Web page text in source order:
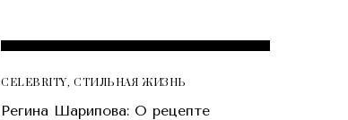
CELEBRITY,СТИЛЬНАЯ ЖИЗНЬ
Регина Шарипова: О рецепте